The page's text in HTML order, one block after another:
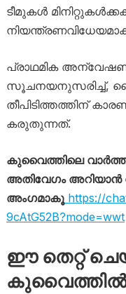
ടീമുകൾ
പ്രാഥമിക
സൂചനയനുസരിച്ച്,
തീപിടിത്തത്തിന്
കരുതുന്നത്.
കുവൈത്തിലെ
അതിവേഗം അറിയാൻ
അംഗമാകൂhttps://
9cAtG52B?mode=wwt
ഈ തെറ്റ്
കുവൈത്തിൽ